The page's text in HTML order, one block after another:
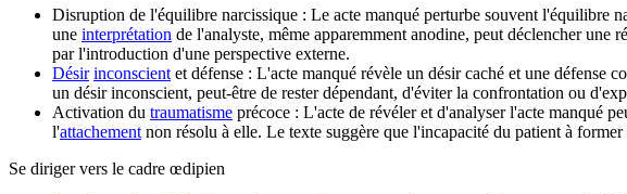
Disruption de l'équilibre narcissique : Le acte manqué perturbe souvent l'équilibre
une interprétation de l'analyste, même apparemment anodine, peut déclencher une
par l'introduction d'une perspective externe.
Désir inconscient et défense : L'acte manqué révèle un désir caché et une défense
un désir inconscient, peut-être de rester dépendant, d'éviter la confrontation ou
Activation du traumatisme précoce : L'acte de révéler et d'analyser l'acte manqué
l'attachement non résolu à elle. Le texte suggère que l'incapacité du patient à
Se diriger vers le cadre œdipien